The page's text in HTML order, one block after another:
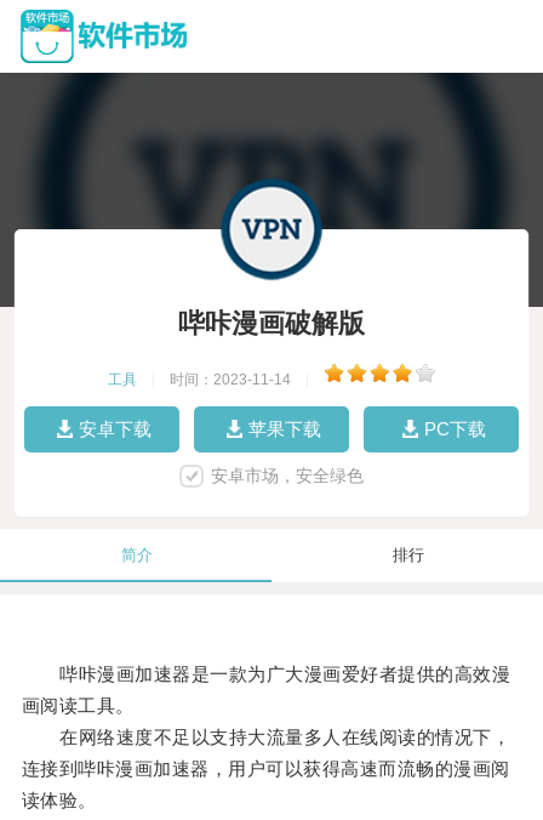
哔咔漫画破解版
工具 时间：2023-11-14
安卓下载 苹果下载 PC下载
安卓市场，安全绿色
简介 排行
哔咔漫画加速器是一款为广大漫画爱好者提供的高效漫
画阅读工具。
在网络速度不足以支持大流量多人在线阅读的情况下，
连接到哔咔漫画加速器，用户可以获得高速而流畅的漫画阅
读体验。